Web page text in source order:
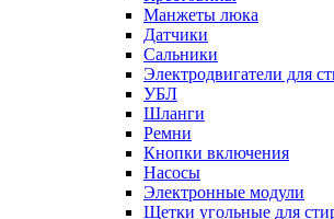
Манжеты люка
Датчики
Сальники
Электродвигатели для
УБЛ
Шланги
Ремни
Кнопки включения
Насосы
Электронные модули
Щетки угольные для